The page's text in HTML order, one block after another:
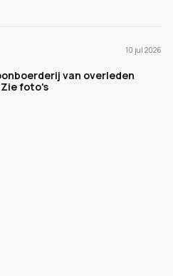
10 jul 2026
van overleden
foto's